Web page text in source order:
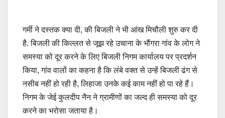
गर्मी ने दस्तक क्या दी, की बिजली ने भी आंख मिचौली शुरु कर दी
है. बिजली की किल्लत से जूझ रहे उचाना के भौंगरा गांव के लोग ने
समस्या को दूर करने के लिए बिजली निगम कार्यालय पर प्रदर्शन
किया, गांव वालों का कहना है कि लंबे वक्त से उन्हें बिजली ढंग से
नसीब नहीं हो रही है, लिहाजा उनके कई काम नहीं हो पा रहे हैं।
निगम के जेई कुलदीप नैन ने ग्रामीणों का जल्द ही समस्या को दूर
करने का भरोसा जताया है।